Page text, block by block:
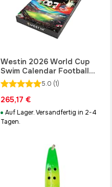
Westin 2026 World Cup
Swim Calendar Football
Calendar
5.0 (1)
265,17 €
Auf Lager. Versandfertig in 2-4
Tagen.